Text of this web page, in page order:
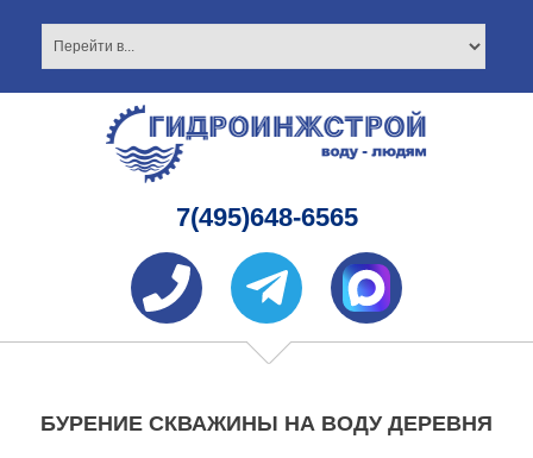
7(495)648-6565
БУРЕНИЕ СКВАЖИНЫ НА ВОДУ ДЕРЕВНЯ